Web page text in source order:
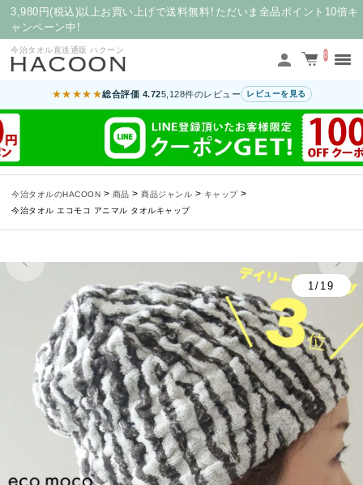
3,980円(税込)以上お買い上げで送料無料！ただいま全品ポイント10倍キ
ャンペーン中！
今治タオル直送通販 ハクーン
0
★★★★★総合評価 4.725,128件のレビュー レビューを見る
今治タオルのHACOON > 商品 > 商品ジャンル > キャップ>
今治タオル エコモコ アニマル タオルキャップ
1/19